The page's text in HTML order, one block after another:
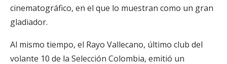
cinematográfico, en el que lo muestran como un gran
gladiador.
Al mismo tiempo, el Rayo Vallecano, último club del
volante 10 de la Selección Colombia, emitió un